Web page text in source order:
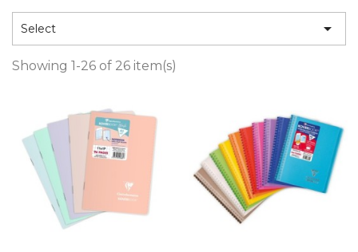
FIND OUR COLLECTIONS
Select 
Showing 1-26 of 26 item(s)